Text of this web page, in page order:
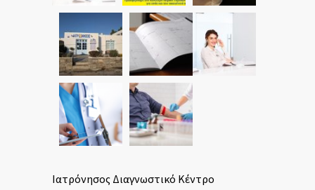
Ιατρόνησος Διαγνωστικό Κέντρο